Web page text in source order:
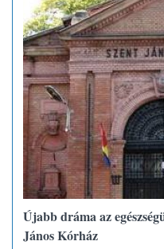
Újabb dráma az
János Kórház